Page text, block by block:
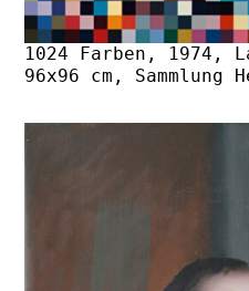
1024 Farben, 1974,
96x96 cm, Sammlung